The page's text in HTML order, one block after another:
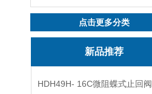
点击更多分类
新品推荐
HDH49H- 16C微阻蝶式止回阀